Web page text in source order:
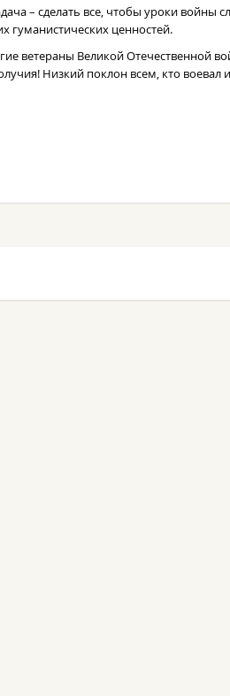
– сделать все, чтобы уроки
гуманистических ценностей.
ветераны Великой Отечественной
Низкий поклон всем, кто